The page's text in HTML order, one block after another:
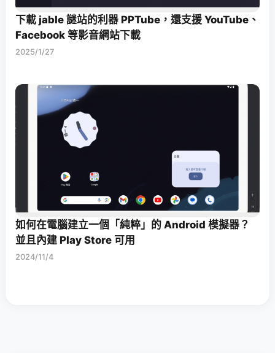
下載 jable 謎站的利器 PPTube，還支援 YouTube、
Facebook 等影音網站下載
2025/1/27
如何在電腦建立一個「純粹」的 Android 模擬器？
並且內建 Play Store 可用
2024/11/4